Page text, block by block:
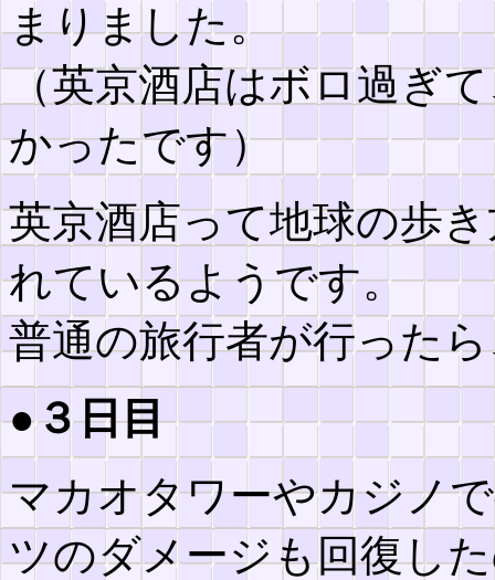
まりました。
（英京酒店はボロ過ぎ
かったです）
英京酒店って地球の歩
れているようです。
普通の旅行者が行った
●３日目
マカオタワーやカジノ
ツのダメージも回復し